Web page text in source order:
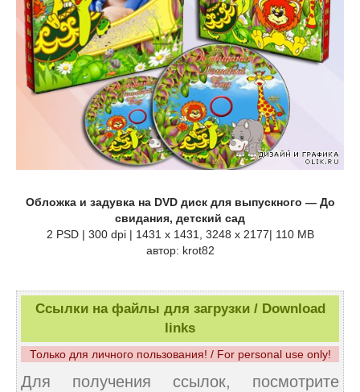
Обложка и задувка на DVD диск для выпускного — До
свидания, детский сад
2 PSD | 300 dpi | 1431 x 1431, 3248 x 2177| 110 MB
автор: krot82
Ссылки на файлы для загрузки / Download
links
Только для личного пользования! / For personal use only!
Для получения ссылок, посмотрите